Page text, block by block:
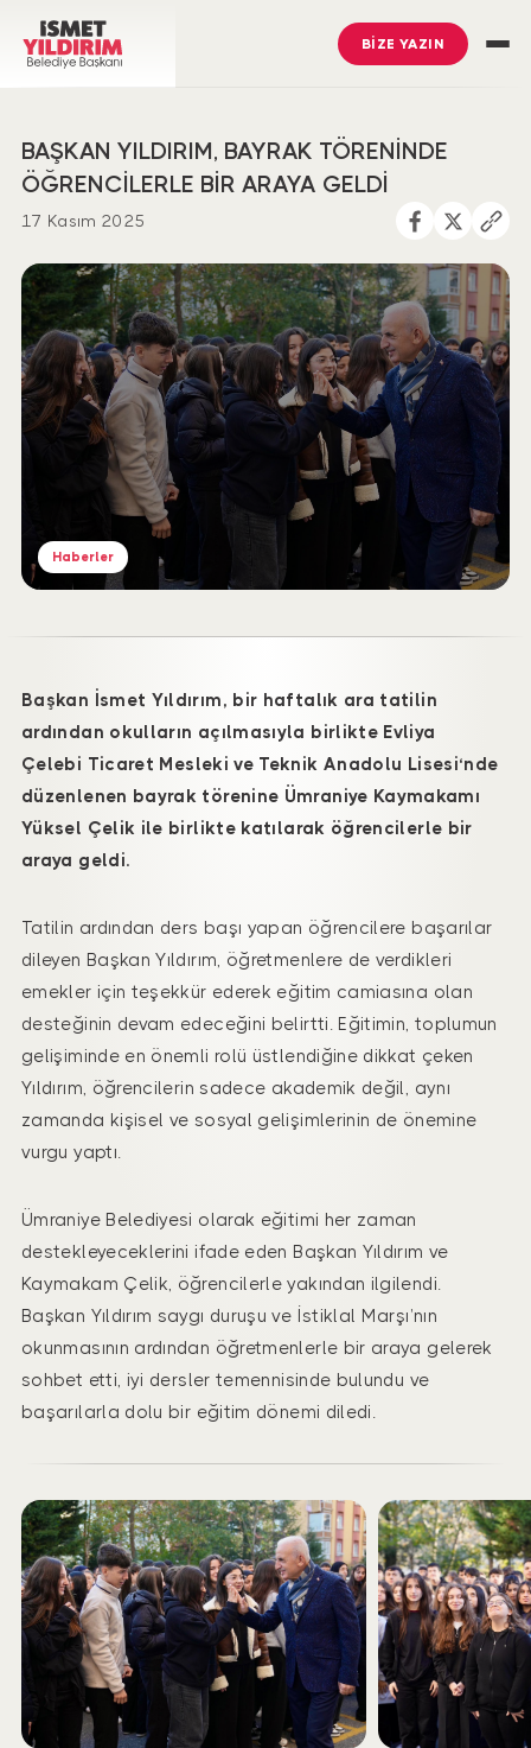
İsmet Yıldırım ’ı Takip Edin
Ümraniye Belediyesi’ni Takip Edin
BİZE YAZIN
Haberler
17 Kasım 2025
BAŞKAN YILDIRIM, BAYRAK TÖRENİNDE
ÖĞRENCİLERLE BİR ARAYA GELDİ
Başkan İsmet Yıldırım, bir haftalık ara tatilin
ardından okulların açılmasıyla birlikte Evliya
Çelebi Ticaret Mesleki ve Teknik Anadolu Lisesi‘nde
düzenlenen bayrak törenine Ümraniye Kaymakamı
Yüksel Çelik ile birlikte katılarak öğrencilerle bir
araya geldi.
Tatilin ardından ders başı yapan öğrencilere başarılar
dileyen Başkan Yıldırım, öğretmenlere de verdikleri
emekler için teşekkür ederek eğitim camiasına olan
desteğinin devam edeceğini belirtti. Eğitimin, toplumun
gelişiminde en önemli rolü üstlendiğine dikkat çeken
Yıldırım, öğrencilerin sadece akademik değil, aynı
zamanda kişisel ve sosyal gelişimlerinin de önemine
vurgu yaptı.
Ümraniye Belediyesi olarak eğitimi her zaman
destekleyeceklerini ifade eden Başkan Yıldırım ve
Kaymakam Çelik, öğrencilerle yakından ilgilendi.
Başkan Yıldırım saygı duruşu ve İstiklal Marşı’nın
okunmasının ardından öğretmenlerle bir araya gelerek
sohbet etti, iyi dersler temennisinde bulundu ve
başarılarla dolu bir eğitim dönemi diledi.